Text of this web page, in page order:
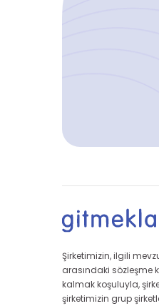
Şirketimizin, ilgili
arasındaki sözleşme
kalmak koşuluyla,
şirketimizin grup